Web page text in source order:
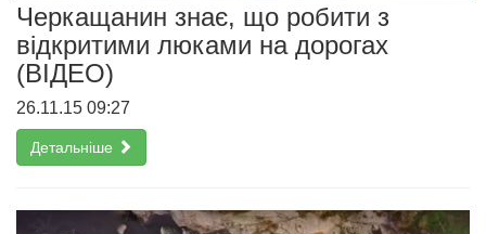
Черкащанин знає, що робити з
відкритими люками на дорогах
(ВІДЕО)
26.11.15 09:27
Детальніше